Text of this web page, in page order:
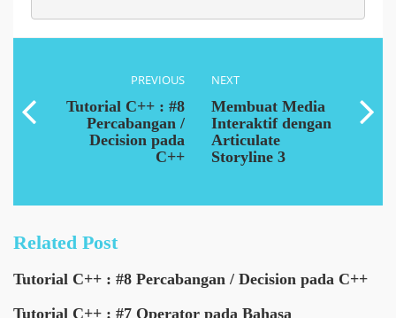
PREVIOUS
Tutorial C++ : #8
Percabangan /
Decision pada
C++
NEXT
Membuat Media
Interaktif dengan
Articulate
Storyline 3
Related Post
Tutorial C++ : #8 Percabangan / Decision pada C++
Tutorial C++ : #7 Operator pada Bahasa